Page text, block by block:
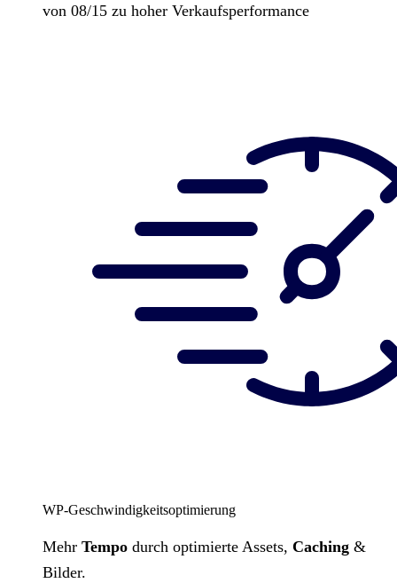
von 08/15 zu hoher Verkaufsperformance
WP-Geschwindigkeitsoptimierung
Mehr Tempo durch optimierte Assets, Caching &
Bilder.